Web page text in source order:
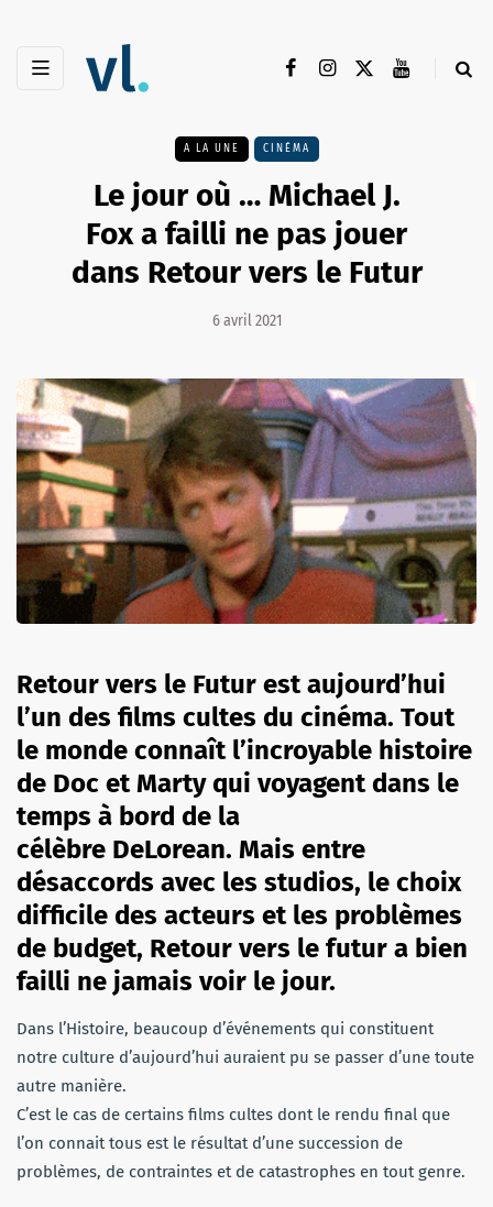
A LA UNE CINÉMA
Le jour où … Michael J.
Fox a failli ne pas jouer
dans Retour vers le Futur
6 avril 2021
Retour vers le Futur est aujourd’hui
l’un des films cultes du cinéma. Tout
le monde connaît l’incroyable histoire
de Doc et Marty qui voyagent dans le
temps à bord de la
célèbre DeLorean. Mais entre
désaccords avec les studios, le choix
difficile des acteurs et les problèmes
de budget, Retour vers le futur a bien
failli ne jamais voir le jour.
Dans l’Histoire, beaucoup d’événements qui constituent
notre culture d’aujourd’hui auraient pu se passer d’une toute
autre manière.
C’est le cas de certains films cultes dont le rendu final que
l’on connait tous est le résultat d’une succession de
problèmes, de contraintes et de catastrophes en tout genre.